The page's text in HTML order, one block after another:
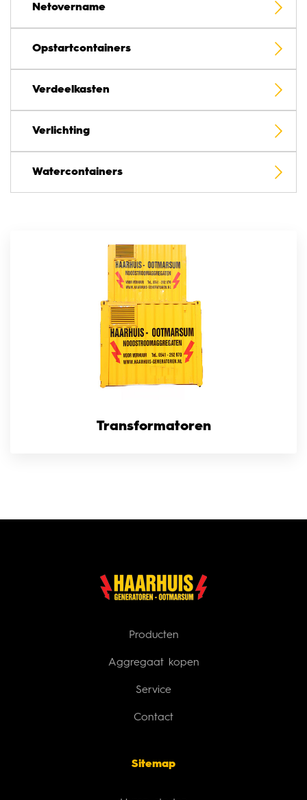
Netovername
Opstartcontainers
Verdeelkasten
Verlichting
Watercontainers
Transformatoren
Producten
Aggregaat kopen
Service
Contact
Sitemap